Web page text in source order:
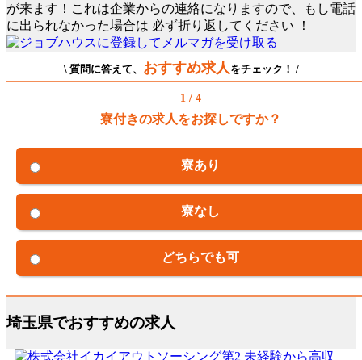
が来ます！これは企業からの連絡になりますので、もし電話
に出られなかった場合は 必ず折り返してください ！
\ 質問に答えて、 おすすめ求人をチェック！ /
1 / 4
寮付きの求人をお探しですか？
寮あり
寮なし
どちらでも可
埼玉県でおすすめの求人